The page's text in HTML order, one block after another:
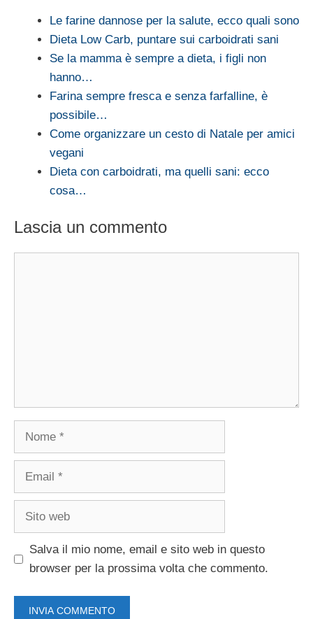
Le farine dannose per la salute, ecco quali sono
Dieta Low Carb, puntare sui carboidrati sani
Se la mamma è sempre a dieta, i figli non
hanno…
Farina sempre fresca e senza farfalline, è
possibile…
Come organizzare un cesto di Natale per amici
vegani
Dieta con carboidrati, ma quelli sani: ecco
cosa…
Lascia un commento
Nome
Email
Sito
Salva il mio nome, email e sito web in questo
browser per la prossima volta che commento.